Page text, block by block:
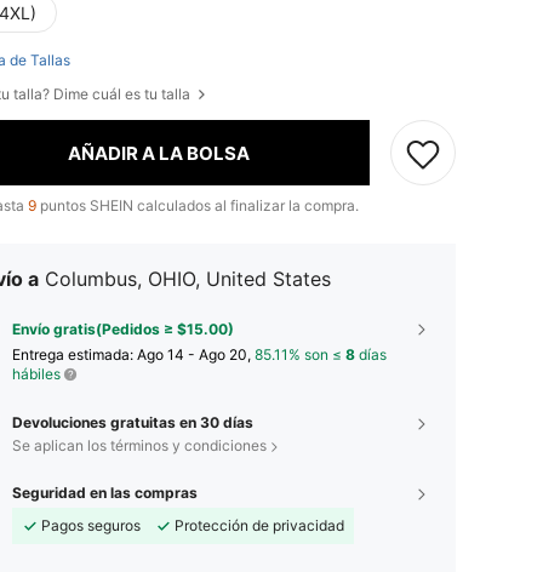
de Tallas
talla? Dime cuál es tu talla
AÑADIR A LA BOLSA
9 puntos SHEIN calculados al finalizar la compra.
a Columbus, OHIO, United States
Envío gratis(Pedidos ≥ $15.00)
Entrega estimada: Ago 14 - Ago 20, 85.11% son ≤ 8 días
hábiles
Devoluciones gratuitas en 30 días
Se aplican los términos y condiciones
Seguridad en las compras
Pagos seguros
Protección de privacidad